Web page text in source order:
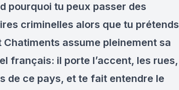
pourquoi tu peux passer des
criminelles alors que tu prétends
Chatiments assume pleinement sa
français: il porte l’accent, les rues,
de ce pays, et te fait entendre le